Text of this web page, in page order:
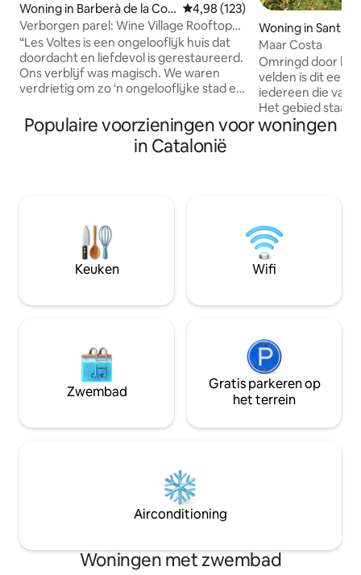
Woning in Barberà de la Con
ca
Gemiddelde beoordeling van
4,98 (123)
Verborgen parel: Wine Village Rooftop
Retreat
“Les Voltes is een ongelooflijk huis dat
doordacht en liefdevol is gerestaureerd.
Ons verblijf was magisch. We waren
verdrietig om zo 'n ongelooflijke stad en
balken, stenen vloeren en een 200 jaar
oud fresco behouden het karakter en de
charme van ons huis. De stijlvolle
omgeven door een verre lappendeken
van wijngaarden. En ons
gemeenschappelijke zwembad is ideaal
voor een plons.
Woning in Sant
Maar Costa
Omringd door
velden is dit een
iedereen die van
Het gebied staat
fietspaden,
en historische
evenementen
overmatig
strengste
geschikt of
Populaire voorzieningen voor woningen
in Catalonië
Keuken Wifi
Zwembad
Gratis parkeren op
het terrein
Airconditioning
Woningen met zwembad